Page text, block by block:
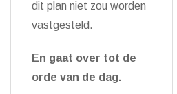
dit plan niet zou worden
vastgesteld.
En gaat over tot de
orde van de dag.